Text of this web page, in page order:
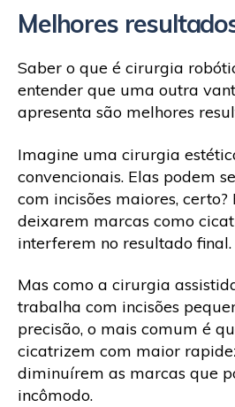
Melhores
Saber o que é cirurgia
entender que uma outra
apresenta são melhores
Imagine uma cirurgia
convencionais. Elas podem
com incisões maiores,
deixarem marcas como
interferem no resultado final.
Mas como a cirurgia
trabalha com incisões
precisão, o mais comum é
cicatrizem com maior
diminuírem as marcas que
incômodo.